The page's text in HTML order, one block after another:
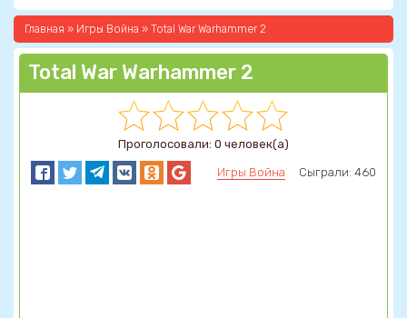
Главная » Игры Война » Total War Warhammer 2
Total War Warhammer 2
Проголосовали: 0 человек(а)
Игры Война Сыграли: 460